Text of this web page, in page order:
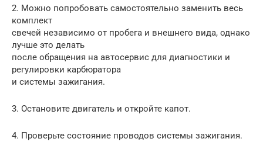
2. Можно попробовать самостоятельно заменить весь
комплект
свечей независимо от пробега и внешнего вида, однако
лучше это делать
после обращения на автосервис для диагностики и
регулировки карбюратора
и системы зажигания.
3. Остановите двигатель и откройте капот.
4. Проверьте состояние проводов системы зажигания.